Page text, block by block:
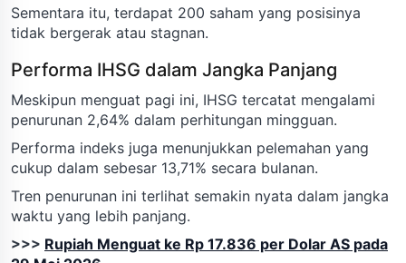
Sementara itu, terdapat 200 saham yang posisinya
tidak bergerak atau stagnan.
Performa IHSG dalam Jangka Panjang
Meskipun menguat pagi ini, IHSG tercatat mengalami
penurunan 2,64% dalam perhitungan mingguan.
Performa indeks juga menunjukkan pelemahan yang
cukup dalam sebesar 13,71% secara bulanan.
Tren penurunan ini terlihat semakin nyata dalam jangka
waktu yang lebih panjang.
>>> Rupiah Menguat ke Rp 17.836 per Dolar AS pada